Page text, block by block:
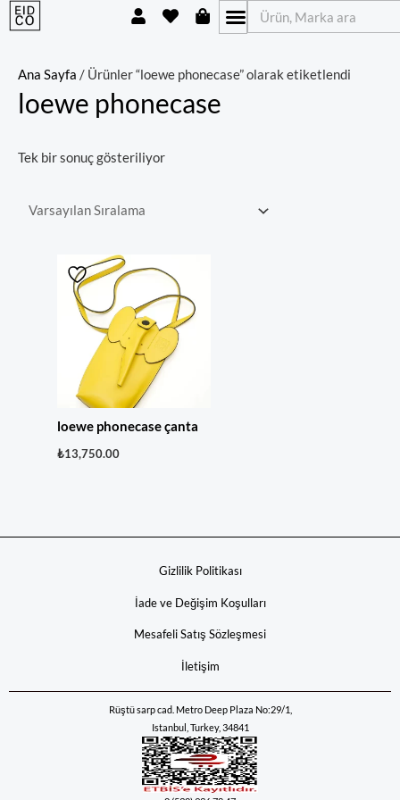
İçeriğe
atla
Ara
U
s
H
e
t
S
h
p
n
g
Ana Sayfa / Ürünler “loewe phonecase” olarak etiketlendi
loewe phonecase
Tek bir sonuç gösteriliyor
loewe phonecase çanta
₺13,750.00
Gizlilik Politikası
İade ve Değişim Koşulları
Mesafeli Satış Sözleşmesi
İletişim
Rüştü sarp cad. Metro Deep Plaza No:29/1,
Istanbul, Turkey, 34841